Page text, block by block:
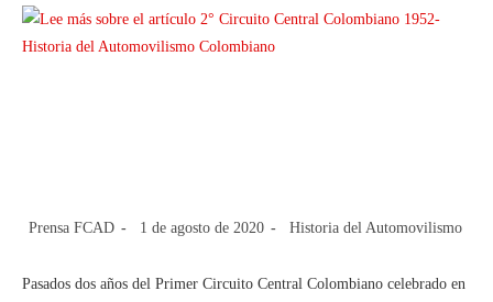
Prensa FCAD 1 de agosto de 2020 Historia del Automovilismo
Pasados dos años del Primer Circuito Central Colombiano celebrado en